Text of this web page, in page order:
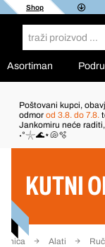
Shop
Asortiman
Poštovani kupci,
odmor od 3.8. do 7.8.
Jankomiru neće
˖°𓇼🌊⋆🐚🫧
KUTNI
Alati
Filter